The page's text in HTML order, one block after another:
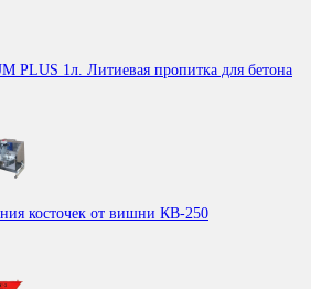
PLUS 1л. Литиевая пропитка для бетона
косточек от вишни КВ-250